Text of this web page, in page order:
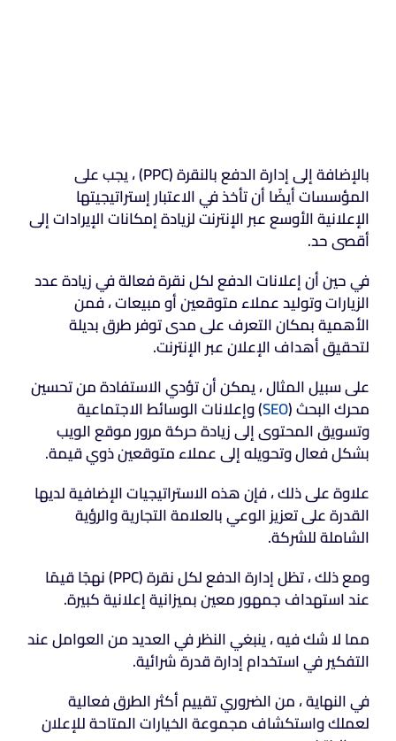
بالإضافة إلى إدارة الدفع بالنقرة (PPC) ، يجب على
المؤسسات أيضًا أن تأخذ في الاعتبار إستراتيجيتها
الإعلانية الأوسع عبر الإنترنت لزيادة إمكانات الإيرادات إلى
أقصى حد.
في حين أن إعلانات الدفع لكل نقرة فعالة في زيادة عدد
الزيارات وتوليد عملاء متوقعين أو مبيعات ، فمن
الأهمية بمكان التعرف على مدى توفر طرق بديلة
لتحقيق أهداف الإعلان عبر الإنترنت.
على سبيل المثال ، يمكن أن تؤدي الاستفادة من تحسين
محرك البحث (SEO) وإعلانات الوسائط الاجتماعية
وتسويق المحتوى إلى زيادة حركة مرور موقع الويب
بشكل فعال وتحويله إلى عملاء متوقعين ذوي قيمة.
علاوة على ذلك ، فإن هذه الاستراتيجيات الإضافية لديها
القدرة على تعزيز الوعي بالعلامة التجارية والرؤية
الشاملة للشركة.
ومع ذلك ، تظل إدارة الدفع لكل نقرة (PPC) نهجًا قيمًا
عند استهداف جمهور معين بميزانية إعلانية كبيرة.
مما لا شك فيه ، ينبغي النظر في العديد من العوامل عند
التفكير في استخدام إدارة قدرة شرائية.
في النهاية ، من الضروري تقييم أكثر الطرق فعالية
لعملك واستكشاف مجموعة الخيارات المتاحة للإعلان